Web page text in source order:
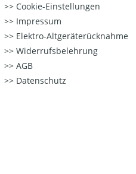
Cookie-Einstellungen
Impressum
Elektro-Altgeräterücknahme
Widerrufsbelehrung
AGB
Datenschutz